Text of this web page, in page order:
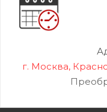
г. Москва,